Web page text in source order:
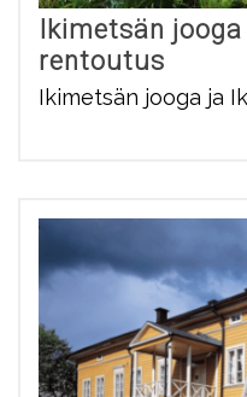
Ikimetsän
rentoutus
Ikimetsän jooga ja